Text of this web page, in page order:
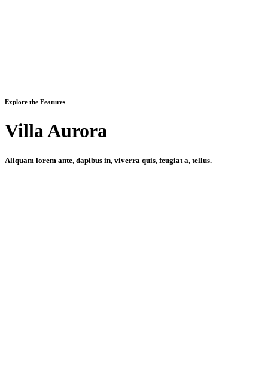
Explore the Features
Villa Aurora
Aliquam lorem ante, dapibus in, viverra quis, feugiat a, tellus.